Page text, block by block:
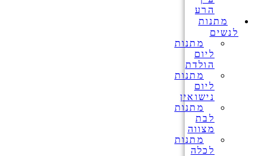
הרע
מתנות
לנשים
מתנות
ליום
הולדת
מתנות
ליום
נישואין
מתנות
לבת
מצווה
מתנות
לכלה